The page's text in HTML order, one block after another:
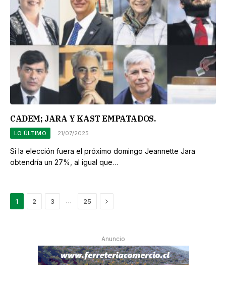
CADEM; JARA Y KAST EMPATADOS.
LO ÚLTIMO 21/07/2025
Si la elección fuera el próximo domingo Jeannette Jara
obtendría un 27%, al igual que…
1 2 3 … 25 Siguiente
Anuncio